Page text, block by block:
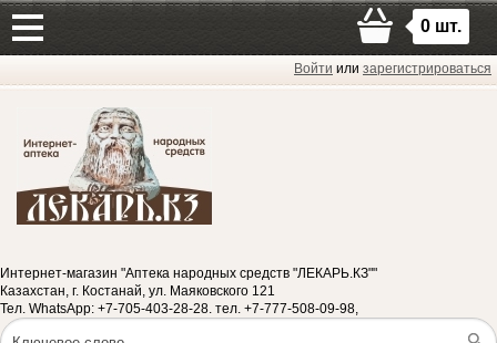
Войти или зарегистрироваться
Интернет-магазин "Аптека народных средств "ЛЕКАРЬ.КЗ""
Казахстан, г. Костанай, ул. Маяковского 121
Тел. WhatsApp: +7-705-403-28-28. тел. +7-777-508-09-98,
0 шт.